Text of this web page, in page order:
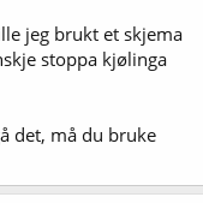
jeg brukt et skjema
stoppa kjølinga
det, må du bruke